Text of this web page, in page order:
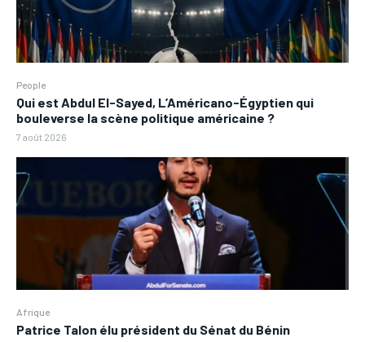
People
Qui est Abdul El-Sayed, L’Américano-Égyptien qui
bouleverse la scène politique américaine ?
7 août 2026
Afrique
Patrice Talon élu président du Sénat du Bénin